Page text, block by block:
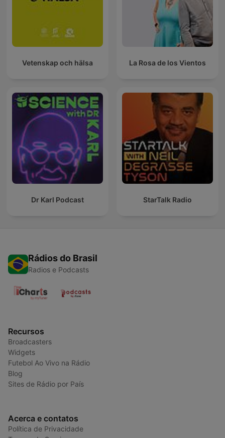
Vetenskap och hälsa La Rosa de los Vientos
Dr Karl Podcast StarTalk Radio
Rádios do Brasil
Radios e Podcasts
Recursos
Broadcasters
Widgets
Futebol Ao Vivo na Rádio
Blog
Sites de Rádio por País
Acerca e contatos
Política de Privacidade